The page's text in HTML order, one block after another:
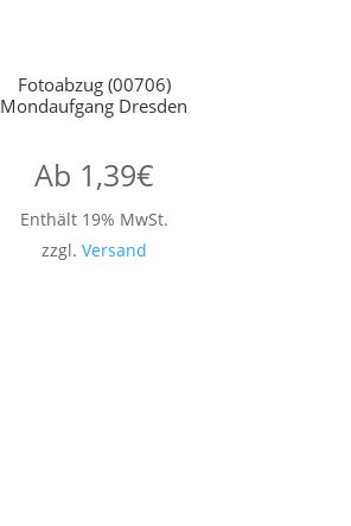
Fotoabzug (00706)
Mondaufgang Dresden
Ab 1,39€
Enthält 19% MwSt.
zzgl. Versand